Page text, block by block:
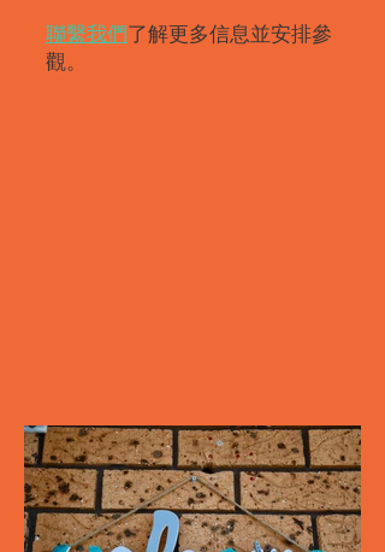
聯繫我們了解更多信息並安排參
觀。